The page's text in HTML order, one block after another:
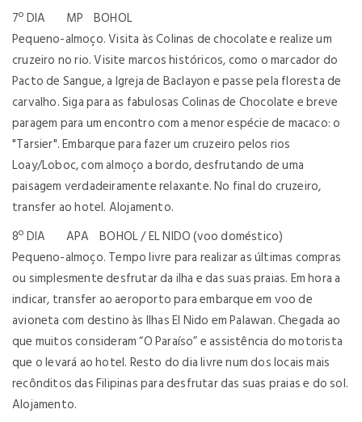
7º DIA MP BOHOL
Pequeno-almoço. Visita às Colinas de chocolate e realize um
cruzeiro no rio. Visite marcos históricos, como o marcador do
Pacto de Sangue, a Igreja de Baclayon e passe pela floresta de
carvalho. Siga para as fabulosas Colinas de Chocolate e breve
paragem para um encontro com a menor espécie de macaco: o
"Tarsier". Embarque para fazer um cruzeiro pelos rios
Loay/Loboc, com almoço a bordo, desfrutando de uma
paisagem verdadeiramente relaxante. No final do cruzeiro,
transfer ao hotel. Alojamento.
8º DIA APA BOHOL / EL NIDO (voo doméstico)
Pequeno-almoço. Tempo livre para realizar as últimas compras
ou simplesmente desfrutar da ilha e das suas praias. Em hora a
indicar, transfer ao aeroporto para embarque em voo de
avioneta com destino às Ilhas El Nido em Palawan. Chegada ao
que muitos consideram “O Paraíso” e assistência do motorista
que o levará ao hotel. Resto do dia livre num dos locais mais
recônditos das Filipinas para desfrutar das suas praias e do sol.
Alojamento.